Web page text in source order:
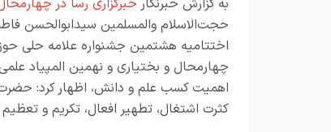
حجت‌الاسلام والمسلمین سیدابوالحسن
اختتامیه هشتمین جشنواره علامه حلی
چهارمحال و بختیاری و نهمین المپیاد
اهمیت کسب علم و دانش، اظهار کرد:
کثرت اشتغال، تطهیر افعال، تکریم و